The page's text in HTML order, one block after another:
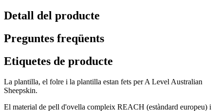
Detall del producte
Preguntes freqüents
Etiquetes de producte
La plantilla, el folre i la plantilla estan fets per A Level Australian
Sheepskin.
El material de pell d'ovella compleix REACH (estàndard europeu) i